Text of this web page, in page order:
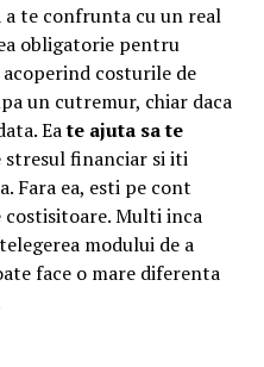
cu tipare standard,
în funcție de:
minimalist etc.)
dressinguri,
comerciale, scopul
stilului tău de
dreptul să fii
cu firmele de
în accidente rutiere sau
perfect normele
în legea RCA.
obținerea certificatului
medicină de asigurări.
fizice într-un
pe care îl
a te confrunta cu un real
obligatorie pentru
costurile de
un cutremur, chiar daca
Eate ajuta sa te
stresul financiar si iti
Fara ea, esti pe cont
costisitoare. Multi inca
modului de a
face o mare diferenta